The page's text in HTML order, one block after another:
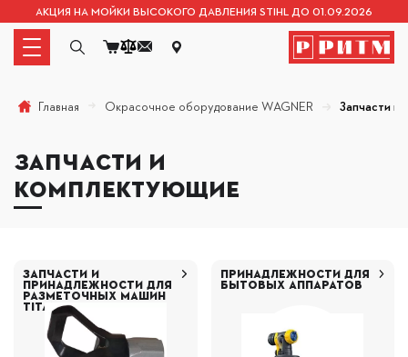
АКЦИЯ НА МОЙКИ ВЫСОКОГО ДАВЛЕНИЯ STIHL ДО 01.09.2026
Главная Окрасочное оборудование WAGNER Запчасти
ЗАПЧАСТИ И
КОМПЛЕКТУЮЩИЕ
ЗАПЧАСТИ И
ПРИНАДЛЕЖНОСТИ ДЛЯ
РАЗМЕТОЧНЫХ МАШИН
TITAN
ПРИНАДЛЕЖНОСТИ ДЛЯ
БЫТОВЫХ АППАРАТОВ